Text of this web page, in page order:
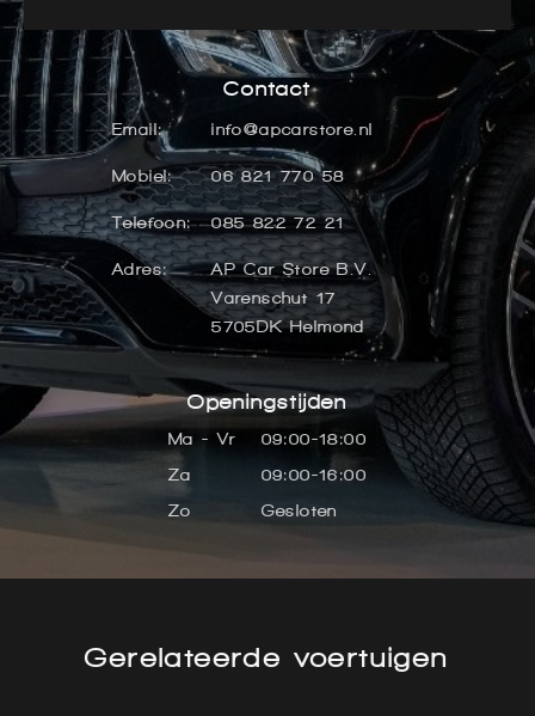
Contact
Email: info@apcarstore.nl
Mobiel: 06 821 770 58
Telefoon: 085 822 72 21
Adres:
AP Car Store B.V.
Varenschut 17
5705DK Helmond
Openingstijden
Ma - Vr
09:00-18:00
Za
09:00-16:00
Zo
Gesloten
Gerelateerde voertuigen